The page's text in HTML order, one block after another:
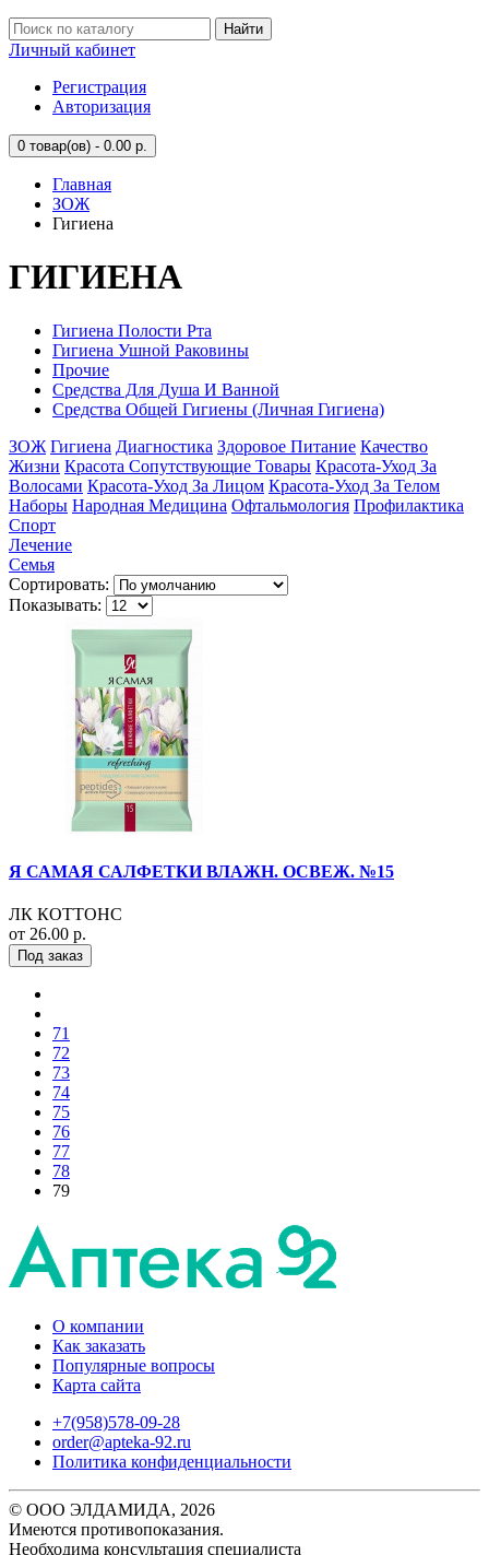
Найти
Личный кабинет
Регистрация
Авторизация
0 товар(ов) - 0.00 р.
Главная
ЗОЖ
Гигиена
ГИГИЕНА
Гигиена Полости Рта
Гигиена Ушной Раковины
Прочие
Средства Для Душа И Ванной
Средства Общей Гигиены (Личная Гигиена)
ЗОЖ Гигиена Диагностика Здоровое Питание Качество
Жизни Красота Сопутствующие Товары Красота-Уход За
Волосами Красота-Уход За Лицом Красота-Уход За Телом
Наборы Народная Медицина Офтальмология Профилактика
Спорт
Лечение
Семья
Сортировать:
Показывать:
Я САМАЯ САЛФЕТКИ ВЛАЖН. ОСВЕЖ. №15
ЛК КОТТОНС
от 26.00 р.
Под заказ
71
72
73
74
75
76
77
78
79
О компании
Как заказать
Популярные вопросы
Карта сайта
+7(958)578-09-28
order@apteka-92.ru
Политика конфиденциальности
© ООО ЭЛДАМИДА, 2026
Имеются противопоказания.
Необходима консультация специалиста